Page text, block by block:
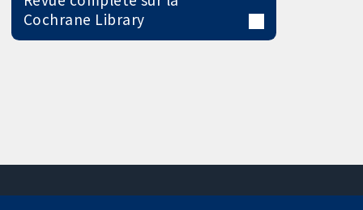
Cochrane Library